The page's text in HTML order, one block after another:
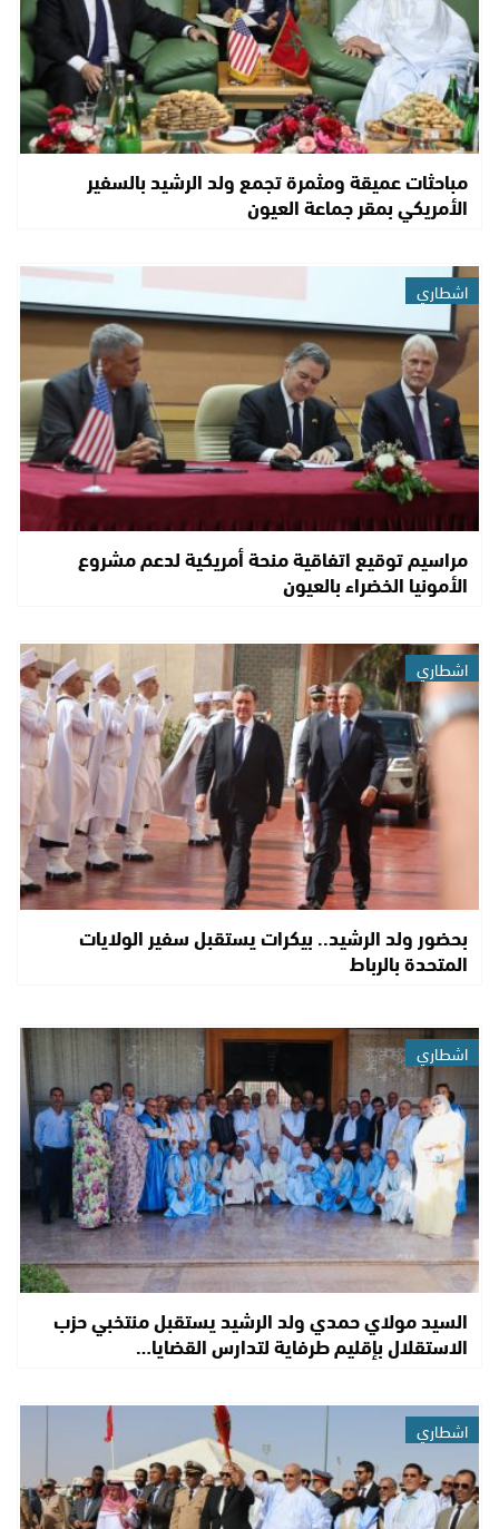
مباحثات عميقة ومثمرة تجمع ولد الرشيد بالسفير
الأمريكي بمقر جماعة العيون
اشطاري
مراسيم توقيع اتفاقية منحة أمريكية لدعم مشروع
الأمونيا الخضراء بالعيون
اشطاري
بحضور ولد الرشيد.. بيكرات يستقبل سفير الولايات
المتحدة بالرباط
اشطاري
السيد مولاي حمدي ولد الرشيد يستقبل منتخبي حزب
الاستقلال بإقليم طرفاية لتدارس القضايا…
اشطاري